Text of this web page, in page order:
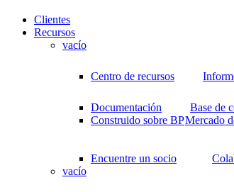
Clientes
Recursos
vacío
Centro de recursos
Documentación
Base de
Construido sobre BPMercado
Encuentre un socio
vacío